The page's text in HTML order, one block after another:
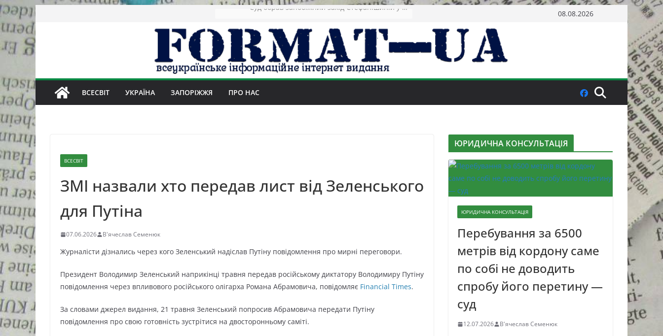
Skip
content
08.08.2026
ВСЕСВІТ УКРАЇНА ЗАПОРІЖЖЯ ПРО НАС
ВСЕСВІТ
ЗМІ назвали хто передав лист від Зеленського
для Путіна
07.06.2026 В'ячеслав Семенюк
Журналісти дізнались через кого Зеленський надіслав Путіну повідомлення про мирні переговори.
Президент Володимир Зеленський наприкінці травня передав російському диктатору Володимиру Путіну
повідомлення через впливового російського олігарха Романа Абрамовича, повідомляє Financial Times.
За словами джерел видання, 21 травня Зеленський попросив Абрамовича передати Путіну
повідомлення про свою готовність зустрітися на двосторонньому саміті.
ЮРИДИЧНА КОНСУЛЬТАЦІЯ
ЮРИДИЧНА КОНСУЛЬТАЦІЯ
Перебування за 6500
метрів від кордону саме
по собі не доводить
спробу його перетину —
суд
12.07.2026 В'ячеслав Семенюк